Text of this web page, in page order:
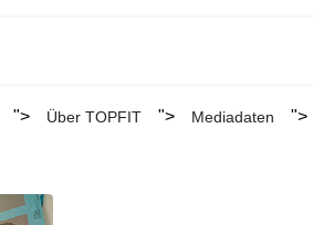
"> Über TOPFIT "> Mediadaten ">